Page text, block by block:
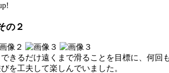
の２
きるだけ遠くまで滑ることを目標に、何回
を工夫して楽しんでいました。